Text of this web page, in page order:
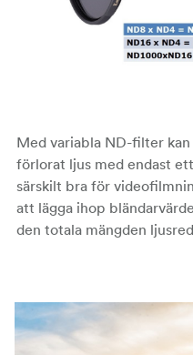
Med variabla ND-filter
förlorat ljus med endast
särskilt bra för
att lägga ihop
den totala mängden